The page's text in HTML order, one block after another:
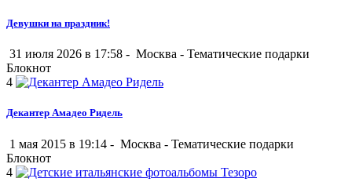
Девушки на праздник!
31 июля 2026 в 17:58 - Москва - Тематические подарки
Блокнот
4
Декантер Амадео Ридель
1 мая 2015 в 19:14 - Москва - Тематические подарки
Блокнот
4